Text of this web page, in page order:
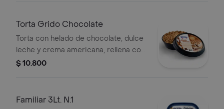
Torta Grido Chocolate
Torta con helado de chocolate, dulce
leche y crema americana, rellena con
dulce de leche y salsa chocolate, 12
$ 10.800
Familiar 3Lt. N.1